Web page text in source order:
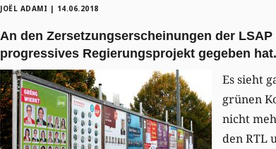
JOËL ADAMI | 14.06.2018
An den Zersetzungserscheinungen der
progressives Regierungsprojekt gegeben hat.
Es sieht
grünen
nicht
den RTL